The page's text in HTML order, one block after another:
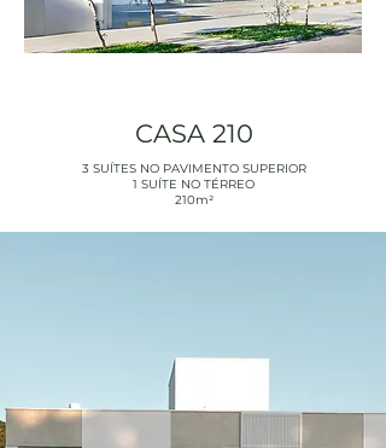
CASA 210
3 SUÍTES NO PAVIMENTO SUPERIOR
1 SUÍTE NO TÉRREO
210m²